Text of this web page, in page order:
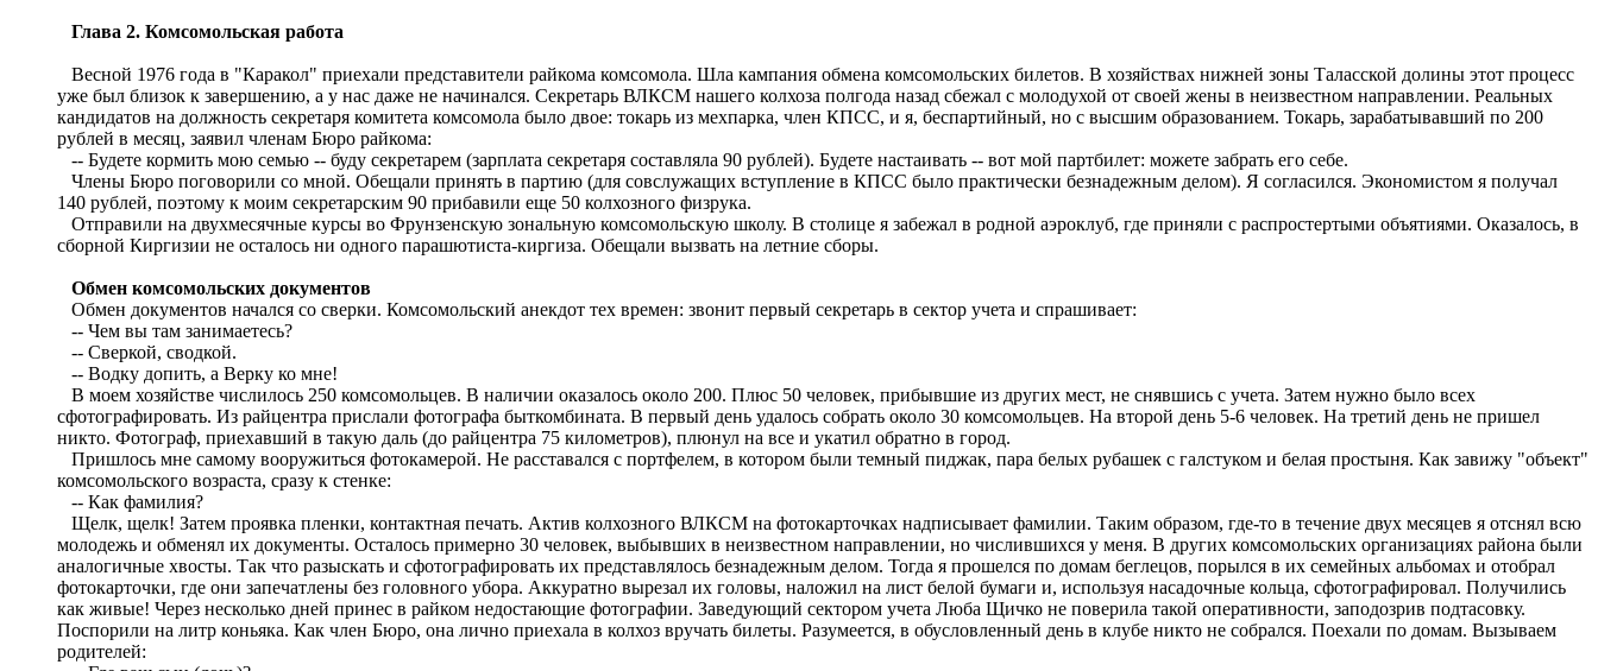
Глава 2. Комсомольская работа
Весной 1976 года в "Каракол" приехали представители райкома комсомола. Шла кампания обмена комсомольских билетов. В хозяйствах нижней зоны Таласской долины этот процесс
уже был близок к завершению, а у нас даже не начинался. Секретарь ВЛКСМ нашего колхоза полгода назад сбежал с молодухой от своей жены в неизвестном направлении. Реальных
кандидатов на должность секретаря комитета комсомола было двое: токарь из мехпарка, член КПСС, и я, беспартийный, но с высшим образованием. Токарь, зарабатывавший по 200
рублей в месяц, заявил членам Бюро райкома:
-- Будете кормить мою семью -- буду секретарем (зарплата секретаря составляла 90 рублей). Будете настаивать -- вот мой партбилет: можете забрать его себе.
Члены Бюро поговорили со мной. Обещали принять в партию (для совслужащих вступление в КПСС было практически безнадежным делом). Я согласился. Экономистом я получал
140 рублей, поэтому к моим секретарским 90 прибавили еще 50 колхозного физрука.
Отправили на двухмесячные курсы во Фрунзенскую зональную комсомольскую школу. В столице я забежал в родной аэроклуб, где приняли с распростертыми объятиями. Оказалось, в
сборной Киргизии не осталось ни одного парашютиста-киргиза. Обещали вызвать на летние сборы.
Обмен комсомольских документов
Обмен документов начался со сверки. Комсомольский анекдот тех времен: звонит первый секретарь в сектор учета и спрашивает:
-- Чем вы там занимаетесь?
-- Сверкой, сводкой.
-- Водку допить, а Верку ко мне!
В моем хозяйстве числилось 250 комсомольцев. В наличии оказалось около 200. Плюс 50 человек, прибывшие из других мест, не снявшись с учета. Затем нужно было всех
сфотографировать. Из райцентра прислали фотографа быткомбината. В первый день удалось собрать около 30 комсомольцев. На второй день 5-6 человек. На третий день не пришел
никто. Фотограф, приехавший в такую даль (до райцентра 75 километров), плюнул на все и укатил обратно в город.
Пришлось мне самому вооружиться фотокамерой. Не расставался с портфелем, в котором были темный пиджак, пара белых рубашек с галстуком и белая простыня. Как завижу "объект"
комсомольского возраста, сразу к стенке:
-- Как фамилия?
Щелк, щелк! Затем проявка пленки, контактная печать. Актив колхозного ВЛКСМ на фотокарточках надписывает фамилии. Таким образом, где-то в течение двух месяцев я отснял всю
молодежь и обменял их документы. Осталось примерно 30 человек, выбывших в неизвестном направлении, но числившихся у меня. В других комсомольских организациях района были
аналогичные хвосты. Так что разыскать и сфотографировать их представлялось безнадежным делом. Тогда я прошелся по домам беглецов, порылся в их семейных альбомах и отобрал
фотокарточки, где они запечатлены без головного убора. Аккуратно вырезал их головы, наложил на лист белой бумаги и, используя насадочные кольца, сфотографировал. Получились
как живые! Через несколько дней принес в райком недостающие фотографии. Заведующий сектором учета Люба Щичко не поверила такой оперативности, заподозрив подтасовку.
Поспорили на литр коньяка. Как член Бюро, она лично приехала в колхоз вручать билеты. Разумеется, в обусловленный день в клубе никто не собрался. Поехали по домам. Вызываем
родителей: